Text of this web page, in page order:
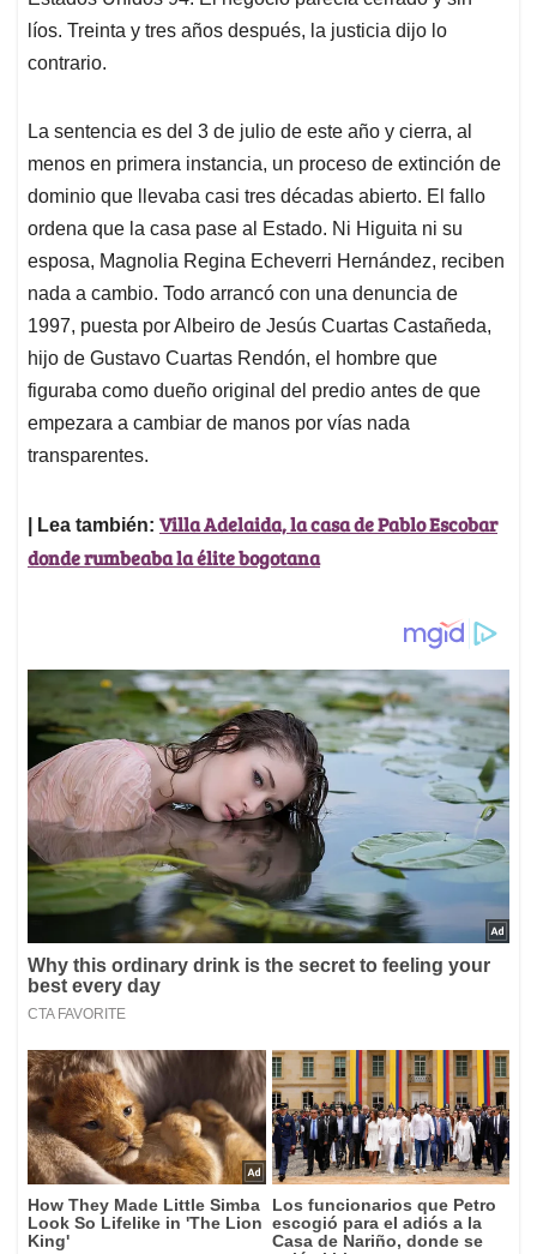
líos. Treinta y tres años después, la justicia dijo lo
contrario.
La sentencia es del 3 de julio de este año y cierra, al
menos en primera instancia, un proceso de extinción de
dominio que llevaba casi tres décadas abierto. El fallo
ordena que la casa pase al Estado. Ni Higuita ni su
esposa, Magnolia Regina Echeverri Hernández, reciben
nada a cambio. Todo arrancó con una denuncia de
1997, puesta por Albeiro de Jesús Cuartas Castañeda,
hijo de Gustavo Cuartas Rendón, el hombre que
figuraba como dueño original del predio antes de que
empezara a cambiar de manos por vías nada
transparentes.
| Lea también: Villa Adelaida, la casa de Pablo Escobar
donde rumbeaba la élite bogotana